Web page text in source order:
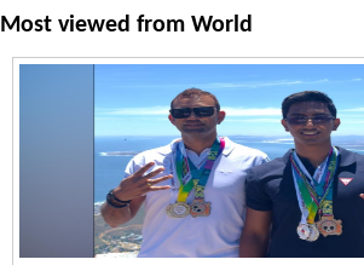
Most viewed from World